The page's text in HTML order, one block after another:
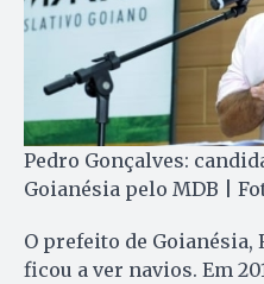
Pedro Gonçalves:
Goianésia pelo MDB |
O prefeito de Goianésia,
ficou a ver navios. Em